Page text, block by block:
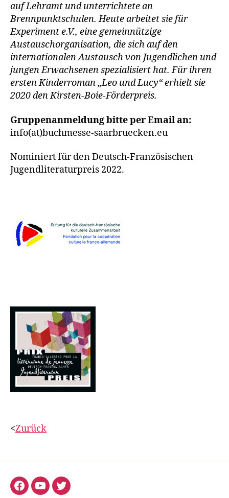
auf Lehramt und unterrichtete an
Brennpunktschulen. Heute arbeitet sie für
Experiment e.V., eine gemeinnützige
Austauschorganisation, die sich auf den
internationalen Austausch von Jugendlichen und
jungen Erwachsenen spezialisiert hat. Für ihren
ersten Kinderroman „Leo und Lucy“ erhielt sie
2020 den Kirsten-Boie-Förderpreis.
Gruppenanmeldung bitte per Email an:
info(at)buchmesse-saarbruecken.eu
Nominiert für den Deutsch-Französischen
Jugendliteraturpreis 2022.
<Zurück
Facebook
YouTubeTwitter